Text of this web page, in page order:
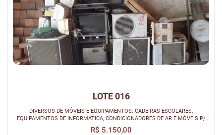
LOTE 016
DIVERSOS DE MÓVEIS E EQUIPAMENTOS: CADEIRAS ESCOLARES,
EQUIPAMENTOS DE INFORMÁTICA, CONDICIONADORES DE AR E MÓVEIS P/
ESCRITÓRIO.
R$ 5.150,00